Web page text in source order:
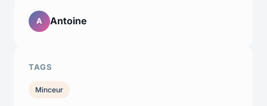
A Antoine
TAGS
Minceur